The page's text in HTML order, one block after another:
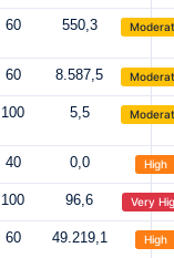
60 550,3
60 8.587,5
100 5,5
40 0,0 High
100 96,6 Very
60 49.219,1 High